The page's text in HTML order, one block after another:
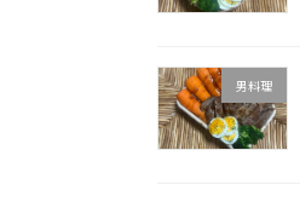
男料理